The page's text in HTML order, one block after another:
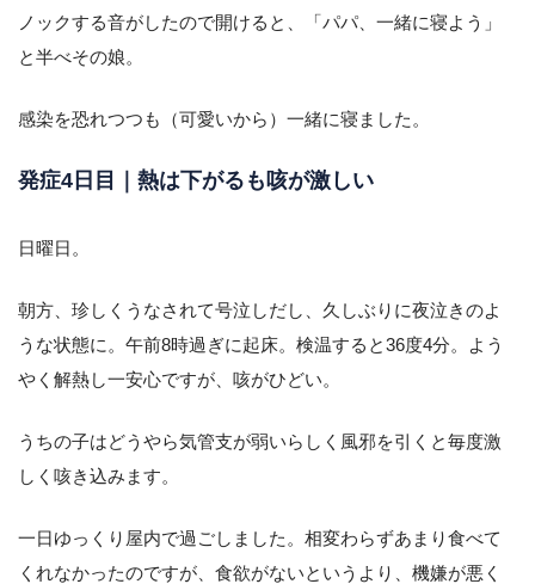
ノックする音がしたので開けると、「パパ、一緒に寝よう」
と半べその娘。
感染を恐れつつも（可愛いから）一緒に寝ました。
発症4日目｜熱は下がるも咳が激しい
日曜日。
朝方、珍しくうなされて号泣しだし、久しぶりに夜泣きのよ
うな状態に。午前8時過ぎに起床。検温すると36度4分。よう
やく解熱し一安心ですが、咳がひどい。
うちの子はどうやら気管支が弱いらしく風邪を引くと毎度激
しく咳き込みます。
一日ゆっくり屋内で過ごしました。相変わらずあまり食べて
くれなかったのですが、食欲がないというより、機嫌が悪く